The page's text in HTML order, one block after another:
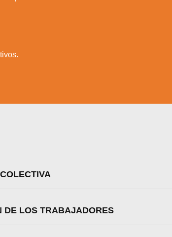
DE LOS TRABAJADORES